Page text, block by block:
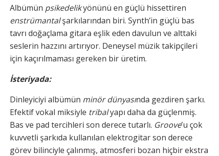
Albümün psikedelikyönünü en güçlü hissettiren
enstrümantalşarkılarından biri. Synth’in güçlü bas
tavrı doğaçlama gitara eşlik eden davulun ve alttaki
seslerin hazzını artırıyor. Deneysel müzik takipçileri
için kaçırılmaması gereken bir üretim.
İsteriyada:
Dinleyiciyi albümün minör dünyasında gezdiren şarkı.
Efektif vokal miksiyle tribalyapı daha da güçlenmiş.
Bas ve pad tercihleri son derece tutarlı. Groove’u çok
kuvvetli şarkıda kullanılan elektrogitar son derece
görev bilinciyle çalınmış, atmosferi bozan hiçbir ekstra